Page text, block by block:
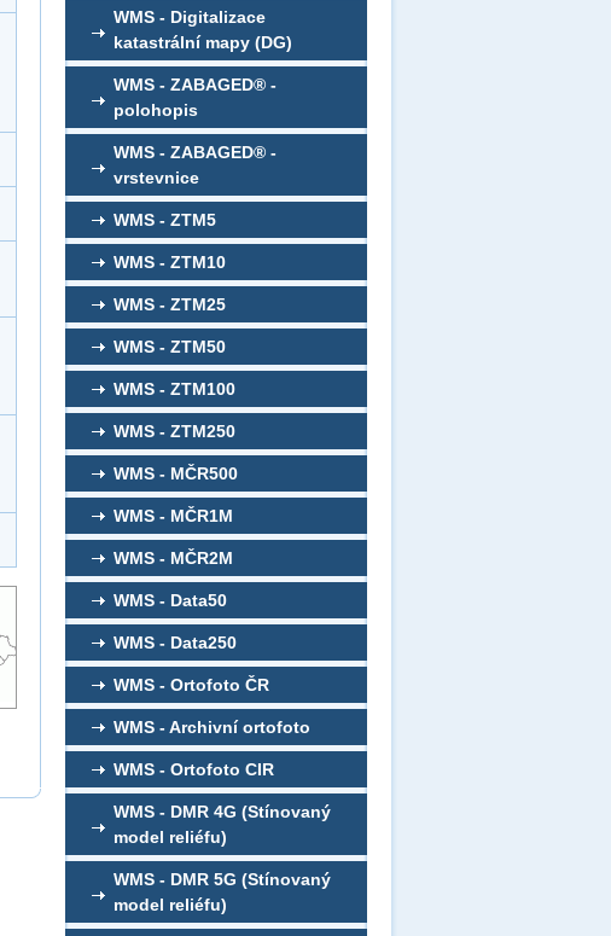
WMS - Digitalizace
katastrální mapy (DG)
WMS - ZABAGED® -
polohopis
WMS - ZABAGED® -
vrstevnice
WMS - ZTM5
WMS - ZTM10
WMS - ZTM25
WMS - ZTM50
WMS - ZTM100
WMS - ZTM250
WMS - MČR500
WMS - MČR1M
WMS - MČR2M
WMS - Data50
WMS - Data250
WMS - Ortofoto ČR
WMS - Archivní ortofoto
WMS - Ortofoto CIR
WMS - DMR 4G (Stínovaný
model reliéfu)
WMS - DMR 5G (Stínovaný
model reliéfu)